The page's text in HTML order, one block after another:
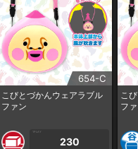
654-C
こびとづかんウェアラブル
ファン
1PLAY
230
こ
フ